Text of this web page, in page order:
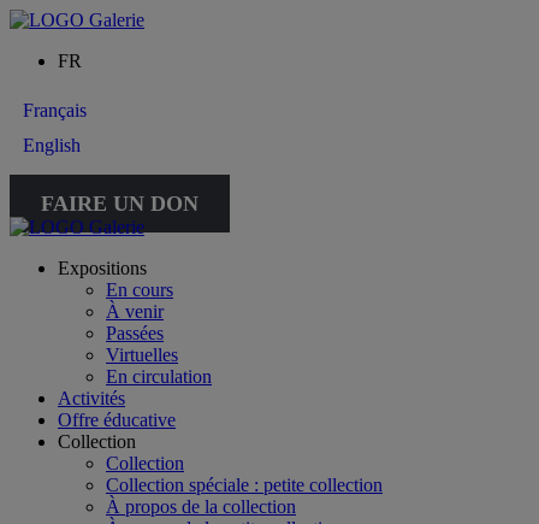
FR
Français
English
FAIRE UN DON
Expositions
En cours
À venir
Passées
Virtuelles
En circulation
Activités
Offre éducative
Collection
Collection
Collection spéciale : petite collection
À propos de la collection